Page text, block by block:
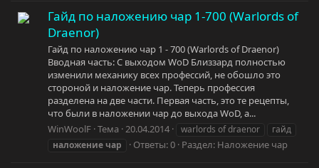
Гайд по наложению чар 1-700 (Warlords of
Draenor)
Гайд по наложению чар 1 - 700 (Warlords of Draenor)
Вводная часть: С выходом WoD Близзард полностью
изменили механику всех профессий, не обошло это
стороной и наложение чар. Теперь профессия
разделена на две части. Первая часть, это те рецепты,
что были в наложении чар до выхода WoD, а...
WinWoolF Тема 20.04.2014 warlords of draenor
гайд
наложениечар Ответы: 0 Раздел: Наложение чар